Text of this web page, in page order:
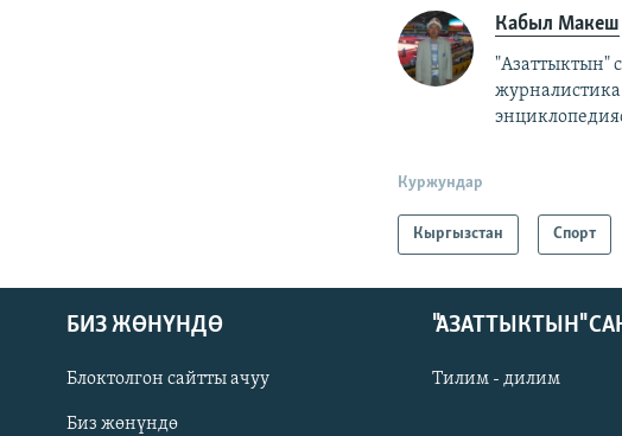
Кабыл Макеш
"Азаттыктын"
Куржундар
Кыргызстан Спорт
БИЗ ЖӨНҮНДӨ
Блоктолгон сайтты ачуу
Биз жөнүндө
"АЗАТТЫКТЫН"
Тилим - дилим